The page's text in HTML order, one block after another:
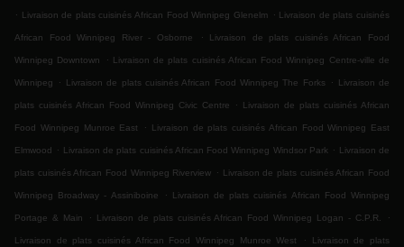
. Livraison de plats cuisinés African Food Winnipeg Glenelm . Livraison de plats cuisinés
African Food Winnipeg River - Osborne . Livraison de plats cuisinés African Food
Winnipeg Downtown . Livraison de plats cuisinés African Food Winnipeg Centre-ville de
Winnipeg . Livraison de plats cuisinés African Food Winnipeg The Forks . Livraison de
plats cuisinés African Food Winnipeg Civic Centre . Livraison de plats cuisinés African
Food Winnipeg Munroe East . Livraison de plats cuisinés African Food Winnipeg East
Elmwood . Livraison de plats cuisinés African Food Winnipeg Windsor Park . Livraison de
plats cuisinés African Food Winnipeg Riverview . Livraison de plats cuisinés African Food
Winnipeg Broadway - Assiniboine . Livraison de plats cuisinés African Food Winnipeg
Portage & Main . Livraison de plats cuisinés African Food Winnipeg Logan - C.P.R. .
Livraison de plats cuisinés African Food Winnipeg Munroe West . Livraison de plats